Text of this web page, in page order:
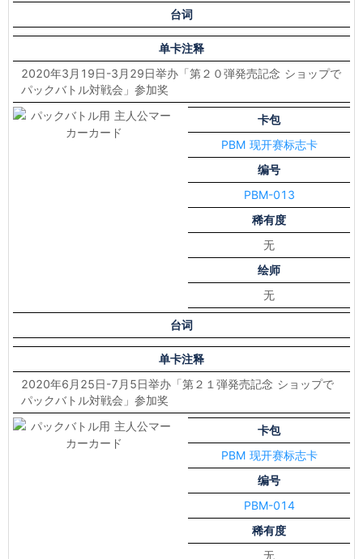
台词
单卡注释
2020年3月19日-3月29日举办「第２０弾発売記念 ショップで
パックバトル対戦会」参加奖
卡包
PBM 现开赛标志卡
编号
PBM-013
稀有度
无
绘师
无
台词
单卡注释
2020年6月25日-7月5日举办「第２１弾発売記念 ショップで
パックバトル対戦会」参加奖
卡包
PBM 现开赛标志卡
编号
PBM-014
稀有度
无